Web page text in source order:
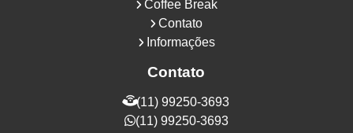
Coffee Break
Contato
Informações
Contato
(11) 99250-3693
(11) 99250-3693